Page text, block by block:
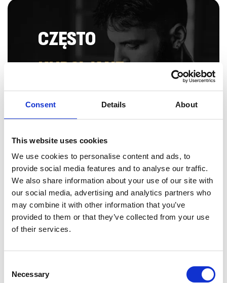
Consent Details About
This website uses cookies
We use cookies to personalise content and ads, to
provide social media features and to analyse our traffic.
We also share information about your use of our site with
our social media, advertising and analytics partners who
may combine it with other information that you’ve
provided to them or that they’ve collected from your use
of their services.
Selection
Necessary
CZĘSTO
KUPOWANE
No products at this time.
NOWE